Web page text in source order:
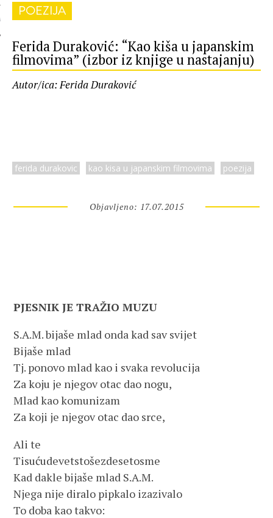
POEZIJA
Ferida Duraković: “Kao kiša u japanskim
filmovima” (izbor iz knjige u nastajanju)
Autor/ica: Ferida Duraković
ferida durakovic kao kisa u japanskim filmovima poezija
Objavljeno: 17.07.2015
PJESNIK JE TRAŽIO MUZU
S.A.M. bijaše mlad onda kad sav svijet
Bijaše mlad
Tj. ponovo mlad kao i svaka revolucija
Za koju je njegov otac dao nogu,
Mlad kao komunizam
Za koji je njegov otac dao srce,
Ali te
Tisućudevetstošezdesetosme
Kad dakle bijaše mlad S.A.M.
Njega nije diralo pipkalo izazivalo
To doba kao takvo: